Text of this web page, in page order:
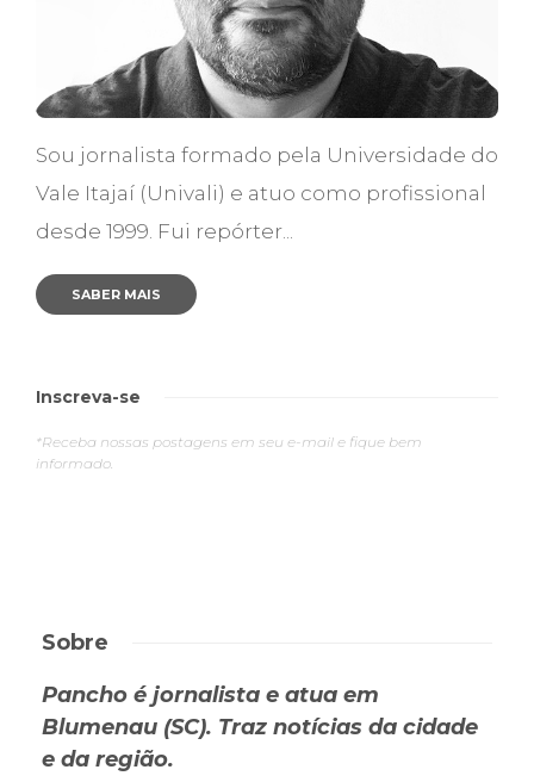
Sou jornalista formado pela Universidade do
Vale Itajaí (Univali) e atuo como profissional
desde 1999. Fui repórter...
SABER MAIS
Inscreva-se
*Receba nossas postagens em seu e-mail e fique bem
informado.
Sobre
Pancho é jornalista e atua em
Blumenau (SC). Traz notícias da cidade
e da região.